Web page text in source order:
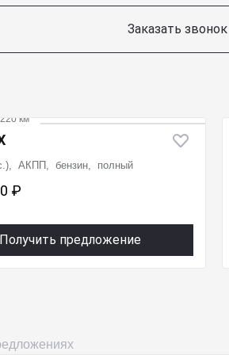
Заказать звонок
км
АКПП, бензин, полный
₽
предложение